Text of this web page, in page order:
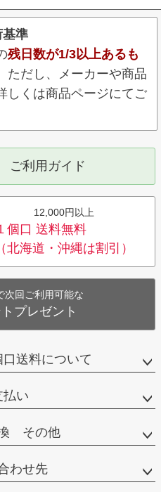
基準
残日数が1/3以上あるも
ただし、メーカーや商品
しくは商品ページにてご
ご利用ガイド
12,000円以上
個口 送料無料
（北海道・沖縄は割引）
次回ご利用可能な
プレゼント
送料について
払い
その他
わせ先